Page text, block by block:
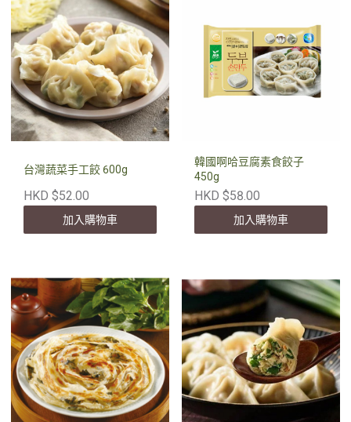
台灣蔬菜手工餃 600g
HKD $52.00
加入購物車
韓國啊哈豆腐素食餃子
450g
HKD $58.00
加入購物車